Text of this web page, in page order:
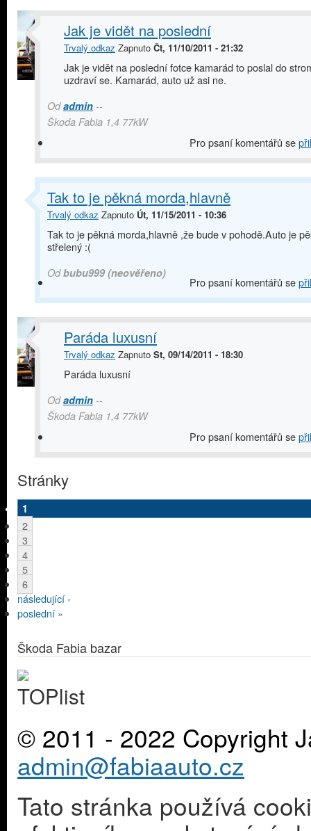
Jak je vidět na poslední
Trvalý odkaz Zapnuto Čt, 11/10/2011 - 21:32
Jak je vidět na poslední fotce kamarád to poslal do
uzdraví se. Kamarád, auto už asi ne.
Odadmin --
Škoda Fabia 1,4 77kW
Pro psaní komentářů se
Tak to je pěkná morda,hlavně
Trvalý odkaz Zapnuto Út, 11/15/2011 - 10:36
Tak to je pěkná morda,hlavně ,že bude v pohodě.Auto je
střelený :(
Odbubu999 (neověřeno)
Pro psaní komentářů se
Paráda luxusní
Trvalý odkaz Zapnuto St, 09/14/2011 - 18:30
Paráda luxusní
Odadmin --
Škoda Fabia 1,4 77kW
Pro psaní komentářů se
Stránky
1
2
3
4
5
6
následující ›
poslední »
Škoda Fabia bazar
© 2011 - 2022 Copyright
admin@fabiaauto.cz
Tato stránka používá